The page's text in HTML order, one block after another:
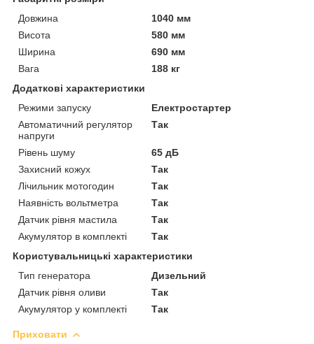
Довжина
1040 мм
Висота
580 мм
Ширина
690 мм
Вага
188 кг
Додаткові характеристики
Режими запуску
Електростартер
Автоматичний регулятор
напруги
Так
Рівень шуму
65 дБ
Захисний кожух
Так
Лічильник мотогодин
Так
Наявність вольтметра
Так
Датчик рівня мастила
Так
Акумулятор в комплекті
Так
Користувальницькі характеристики
Тип генератора
Дизельний
Датчик рівня оливи
Так
Акумулятор у комплекті
Так
Приховати